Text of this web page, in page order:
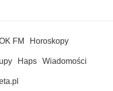
FM Horoskopy
Haps Wiadomości